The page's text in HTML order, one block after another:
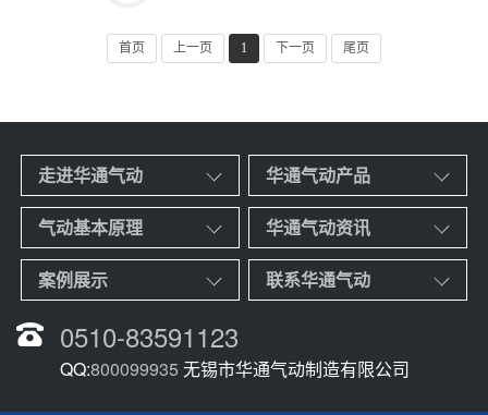
首页 上一页 1 下一页 尾页
走进华通气动 华通气动产品
气动基本原理 华通气动资讯
案例展示 联系华通气动
0510-83591123
QQ:800099935 无锡市华通气动制造有限公司